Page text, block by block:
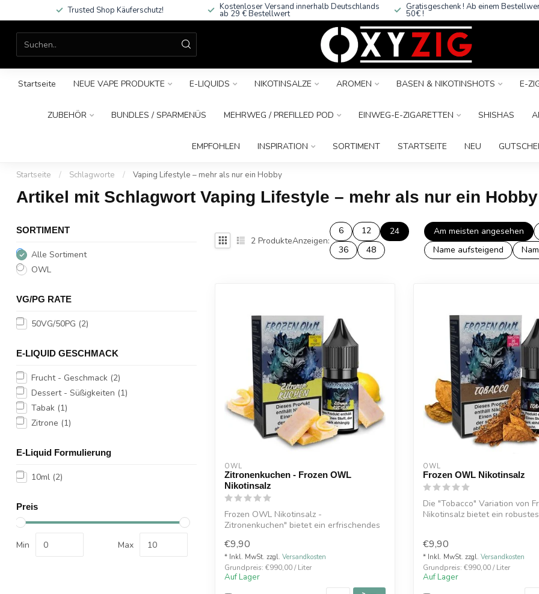
Trusted Shop Käuferschutz! Kostenloser Versand innerhalb Deutschlands
ab 29 € Bestellwert
Gratisgeschenk ! Ab einem
50€ !
Startseite NEUE VAPE PRODUKTE E-LIQUIDS NIKOTINSALZE AROMEN BASEN & NIKOTINSHOTS E-
ZUBEHÖR BUNDLES / SPARMENÜS MEHRWEG / PREFILLED POD EINWEG-E-ZIGARETTEN SHISHAS
EMPFOHLEN INSPIRATION SORTIMENT STARTSEITE NEU
Startseite / Schlagworte / Vaping Lifestyle – mehr als nur ein Hobby
Artikel mit Schlagwort Vaping Lifestyle – mehr als nur ein Hobby
SORTIMENT
Alle Sortiment
OWL
VG/PG RATE
50VG/50PG (2)
E-LIQUID GESCHMACK
Frucht - Geschmack (2)
Dessert - Süßigkeiten (1)
Tabak (1)
Zitrone (1)
E-Liquid Formulierung
10ml (2)
Preis
Min Max
2 ProdukteAnzeigen:
6 12
24
36
48
Am meisten angesehen
Name aufsteigend
OWL
Zitronenkuchen - Frozen OWL
Nikotinsalz
Frozen OWL Nikotinsalz -
Zitronenkuchen" bietet ein erfrischendes
€9,90
* Inkl. MwSt. zzgl. Versandkosten
Grundpreis: €990,00 / Liter
Auf Lager
OWL
Frozen OWL Nikotinsalz
Die "Tobacco" Variation von
Nikotinsalz bietet ein
€9,90
* Inkl. MwSt. zzgl. Versandkosten
Grundpreis: €990,00 / Liter
Auf Lager